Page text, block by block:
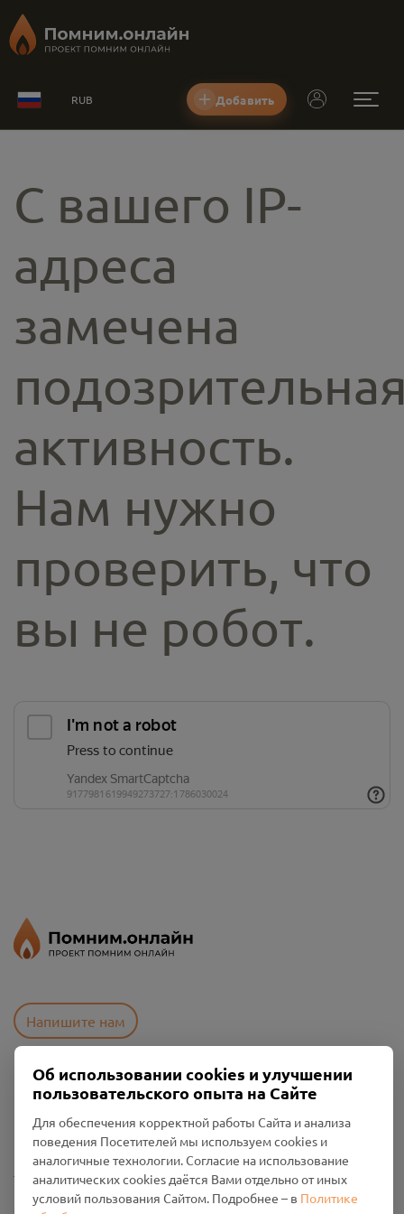
RUB Добавить
С вашего IP-
адреса
замечена
активность.
Нам нужно
проверить, что
вы не робот.
Напишите нам
Пользовательское соглашение
Промо-материалы
Настройки cookies
Общество с ограниченной ответственностью «Смоленский
Об использовании cookies и улучшении
пользовательского опыта на Сайте
Для обеспечения корректной работы Сайта и анализа
поведения Посетителей мы используем cookies и
аналогичные технологии. Согласие на использование
аналитических cookies даётся Вами отдельно от иных
условий пользования Сайтом. Подробнее – в Политике